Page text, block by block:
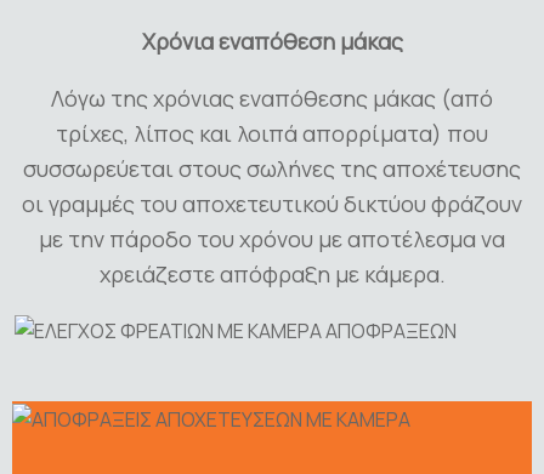
Χρόνια εναπόθεση μάκας
Λόγω της χρόνιας εναπόθεσης μάκας (από
τρίχες, λίπος και λοιπά απορρίματα) που
συσσωρεύεται στους σωλήνες της αποχέτευσης
οι γραμμές του αποχετευτικού δικτύου φράζουν
με την πάροδο του χρόνου με αποτέλεσμα να
χρειάζεστε απόφραξη με κάμερα.